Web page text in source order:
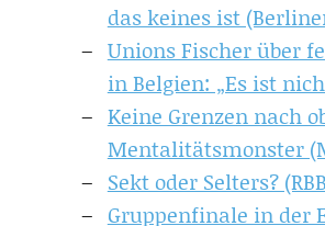
das keines ist
Unions Fischer über
in Belgien: „Es ist
Keine Grenzen nach
Mentalitätsmonster
Sekt oder Selters?
Gruppenfinale in der